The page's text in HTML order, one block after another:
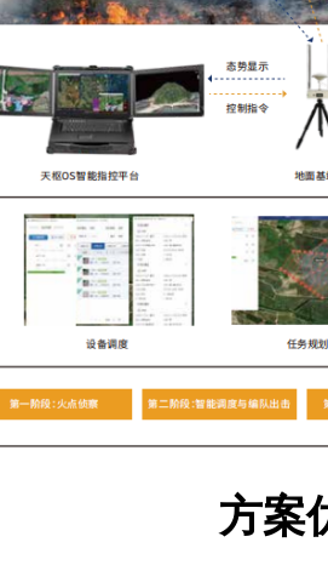
方案